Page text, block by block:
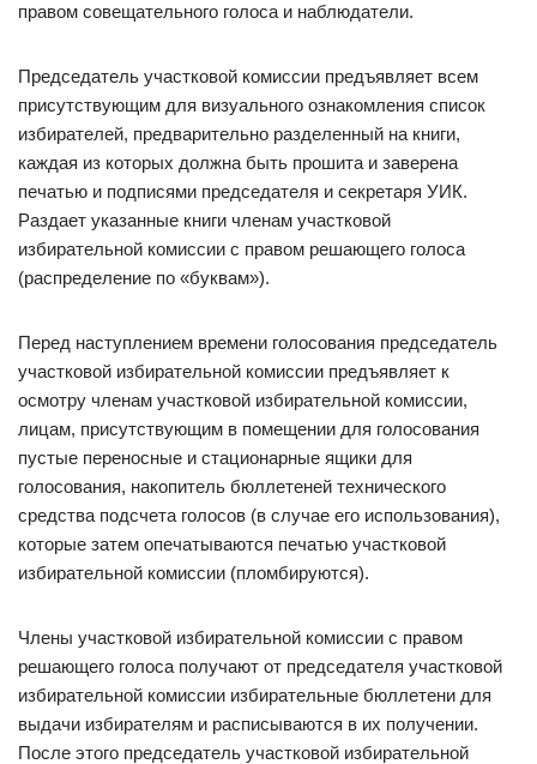
правом совещательного голоса и наблюдатели.
Председатель участковой комиссии предъявляет всем
присутствующим для визуального ознакомления список
избирателей, предварительно разделенный на книги,
каждая из которых должна быть прошита и заверена
печатью и подписями председателя и секретаря УИК.
Раздает указанные книги членам участковой
избирательной комиссии с правом решающего голоса
(распределение по «буквам»).
Перед наступлением времени голосования председатель
участковой избирательной комиссии предъявляет к
осмотру членам участковой избирательной комиссии,
лицам, присутствующим в помещении для голосования
пустые переносные и стационарные ящики для
голосования, накопитель бюллетеней технического
средства подсчета голосов (в случае его использования),
которые затем опечатываются печатью участковой
избирательной комиссии (пломбируются).
Члены участковой избирательной комиссии с правом
решающего голоса получают от председателя участковой
избирательной комиссии избирательные бюллетени для
выдачи избирателям и расписываются в их получении.
После этого председатель участковой избирательной